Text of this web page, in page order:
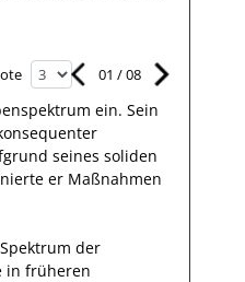
01 /08
ein. Sein
seines soliden
er Maßnahmen
der
in früheren